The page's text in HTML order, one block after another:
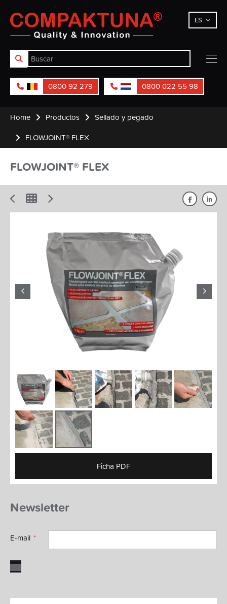
Compaktuna ES
0800 92 279 0800 022 55 98
Home Productos
Sellado y pegado
FLOWJOINT® FLEX
FLOWJOINT® FLEX
Ficha PDF
Newsletter
E-mail